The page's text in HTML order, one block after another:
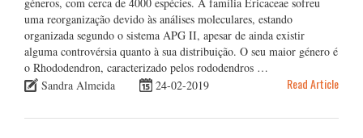
uma reorganização devido às análises moleculares, estando
organizada segundo o sistema APG II, apesar de ainda existir
alguma controvérsia quanto à sua distribuição. O seu maior género é
o Rhododendron, caracterizado pelos rododendros …
Sandra Almeida
24-02-2019 Read Article